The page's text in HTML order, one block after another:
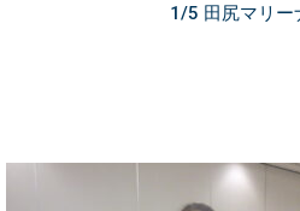
1/5 田尻マリー